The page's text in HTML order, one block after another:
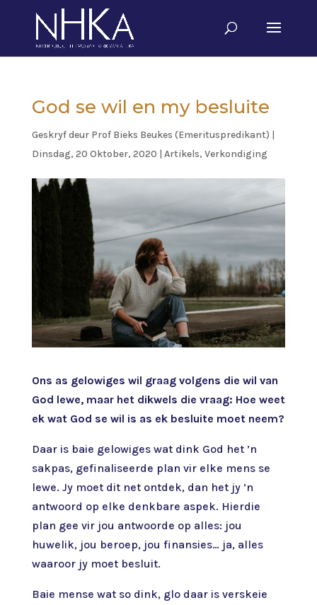
God se wil en my besluite
Geskryf deur Prof Bieks Beukes (Emerituspredikant) |
Dinsdag, 20 Oktober, 2020 | Artikels, Verkondiging
Ons as gelowiges wil graag volgens die wil van
God lewe, maar het dikwels die vraag: Hoe weet
ek wat God se wil is as ek besluite moet neem?
Daar is baie gelowiges wat dink God het ’n
sakpas, gefinaliseerde plan vir elke mens se
lewe. Jy moet dit net ontdek, dan het jy ’n
antwoord op elke denkbare aspek. Hierdie
plan gee vir jou antwoorde op alles: jou
huwelik, jou beroep, jou finansies… ja, alles
waaroor jy moet besluit.
Baie mense wat so dink, glo daar is verskeie